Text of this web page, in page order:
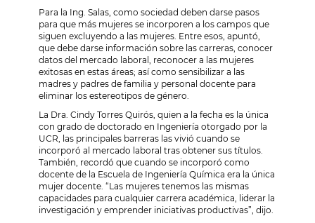
Para la Ing. Salas, como sociedad deben darse pasos
para que más mujeres se incorporen a los campos que
siguen excluyendo a las mujeres. Entre esos, apuntó,
que debe darse información sobre las carreras, conocer
datos del mercado laboral, reconocer a las mujeres
exitosas en estas áreas; así como sensibilizar a las
madres y padres de familia y personal docente para
eliminar los estereotipos de género.
La Dra. Cindy Torres Quirós, quien a la fecha es la única
con grado de doctorado en Ingeniería otorgado por la
UCR, las principales barreras las vivió cuando se
incorporó al mercado laboral tras obtener sus títulos.
También, recordó que cuando se incorporó como
docente de la Escuela de Ingeniería Química era la única
mujer docente. “Las mujeres tenemos las mismas
capacidades para cualquier carrera académica, liderar la
investigación y emprender iniciativas productivas”, dijo.